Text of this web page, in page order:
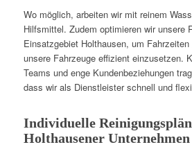
Wo möglich, arbeiten wir mit reinem
Hilfsmittel. Zudem optimieren wir unsere
Einsatzgebiet Holthausen, um
unsere Fahrzeuge effizient einzusetzen.
Teams und enge Kundenbeziehungen
dass wir als Dienstleister schnell und
Individuelle
Holthausener Unternehmen